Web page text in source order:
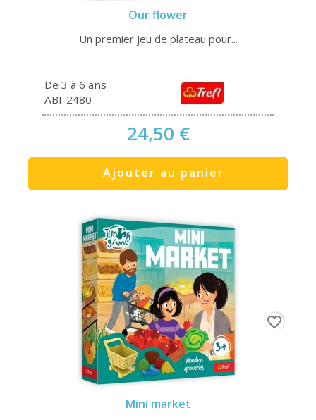
Our flower
Un premier jeu de plateau pour...
De 3 à 6 ans
ABI-2480
24,50 €
Ajouter au panier
Mini market
favorite_border